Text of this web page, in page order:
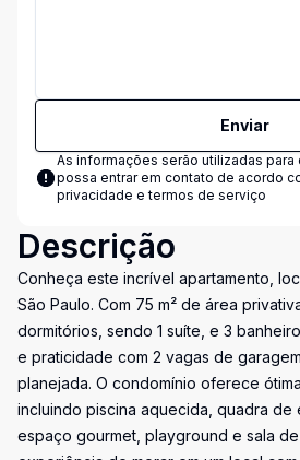
Enviar
As informações serão utilizadas para
possa entrar em contato de acordo
privacidade e termos de serviço
Descrição
Conheça este incrível apartamento,
São Paulo. Com 75 m² de área
dormitórios, sendo 1 suíte, e 3
e praticidade com 2 vagas de
planejada. O condomínio oferece
incluindo piscina aquecida, quadra de
espaço gourmet, playground e sala